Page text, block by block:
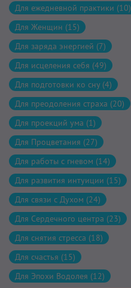
Для ежедневной практики (10)
Для Женщин (15)
Для заряда энергией (7)
Для исцеления себя (49)
Для подготовки ко сну (4)
Для преодоления страха (20)
Для проекций ума (1)
Для Процветания (27)
Для работы с гневом (14)
Для развития интуиции (15)
Для связи с Духом (24)
Для Сердечного центра (23)
Для снятия стресса (18)
Для счастья (15)
Для Эпохи Водолея (12)